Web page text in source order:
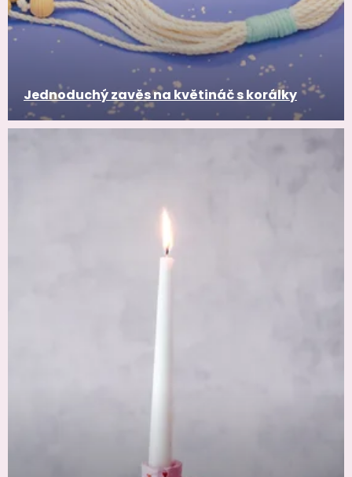
Jednoduchý zavěs na květináč s korálky